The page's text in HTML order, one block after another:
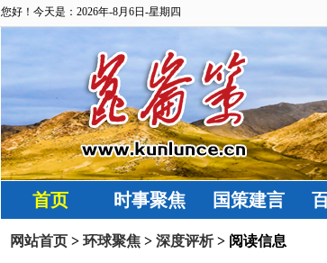
您好！今天是：2026年-8月6日-星期四
首页 时事聚焦 国策建言
网站首页 > 环球聚焦 > 深度评析> 阅读信息